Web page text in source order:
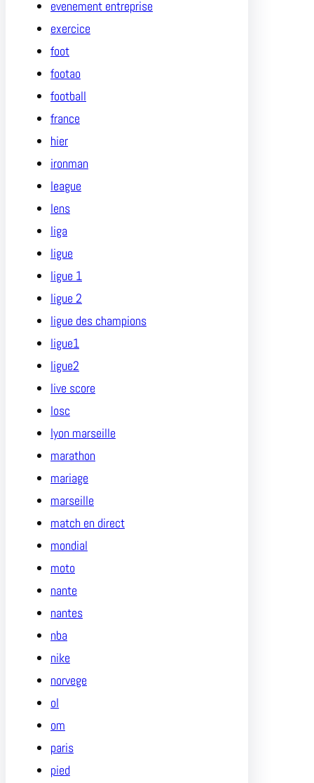
evenement entreprise
exercice
foot
footao
football
france
hier
ironman
league
lens
liga
ligue
ligue 1
ligue 2
ligue des champions
ligue1
ligue2
live score
losc
lyon marseille
marathon
mariage
marseille
match en direct
mondial
moto
nante
nantes
nba
nike
norvege
ol
om
paris
pied